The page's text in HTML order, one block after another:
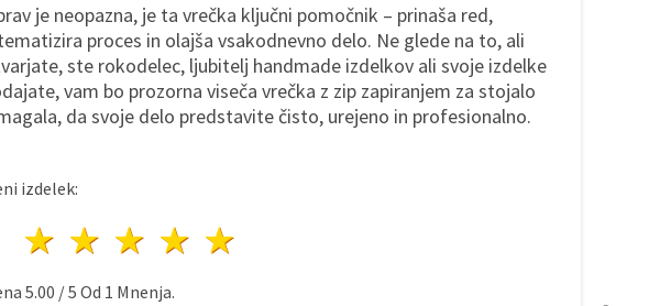
je neopazna, je ta vrečka ključni pomočnik – prinaša red,
proces in olajša vsakodnevno delo. Ne glede na to, ali
ste rokodelec, ljubitelj handmade izdelkov ali svoje izdelke
vam bo prozorna viseča vrečka z zip zapiranjem za stojalo
da svoje delo predstavite čisto, urejeno in profesionalno.
izdelek:
4 zvezde
3 zvezde
2 zvezde
1 zvezda
5.00 /5 Od 1 Mnenja.